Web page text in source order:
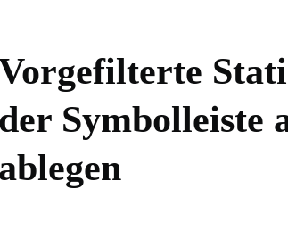
der Symbolleiste
ablegen